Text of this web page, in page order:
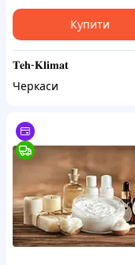
Купити
𝐓𝐞𝐡-𝐊𝐥𝐢𝐦𝐚𝐭
Черкаси